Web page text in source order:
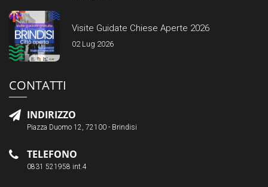
Visite Guidate Chiese Aperte 2026
02 Lug 2026
CONTATTI
INDIRIZZO
Piazza Duomo 12, 72100 - Brindisi
TELEFONO
0831 521958 int.4